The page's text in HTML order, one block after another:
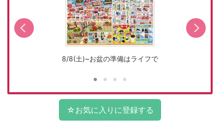
8/8(土)~お盆の準備はライフで